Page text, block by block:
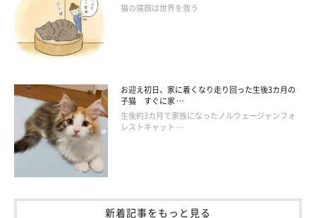
猫の寝顔は世界を救う
お迎え初日、家に着くなり走り回った生後3カ月の
子猫 すぐに家 …
生後約3カ月で家族になったノルウェージャンフォ
レストキャット …
新着記事をもっと見る